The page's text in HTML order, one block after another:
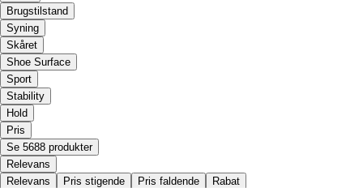
Brugstilstand
Syning
Skåret
Shoe Surface
Sport
Stability
Hold
Pris
Se 5688 produkter
Relevans
Relevans
Pris stigende Pris faldende Rabat